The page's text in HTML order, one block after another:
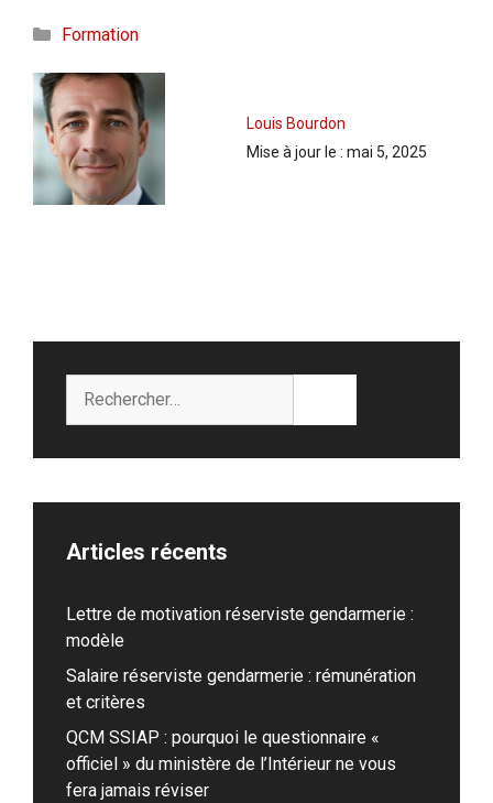
Catégories
Formation
Louis Bourdon
Mise à jour le : mai 5, 2025
Articles récents
Lettre de motivation réserviste gendarmerie :
modèle
Salaire réserviste gendarmerie : rémunération
et critères
QCM SSIAP : pourquoi le questionnaire «
officiel » du ministère de l’Intérieur ne vous
fera jamais réviser